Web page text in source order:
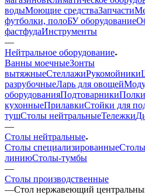
водыМоющие средстваЗапчасти
футболки, полоБУ оборудование
фастфудаИнструменты
—
Нейтральное оборудование
Ванны моечныеЗонты
вытяжныеСтеллажиРукомойники
разрубочныеЛарь для овощей
оборудованияПодтоварникиПолки
кухонныеПрилавкиСтойки для
тушСтолы нейтральныеТележки
—
Столы нейтральные
Столы специализированные
линиюСтолы-тумбы
—
Столы производственные
—Стол нержавеющий